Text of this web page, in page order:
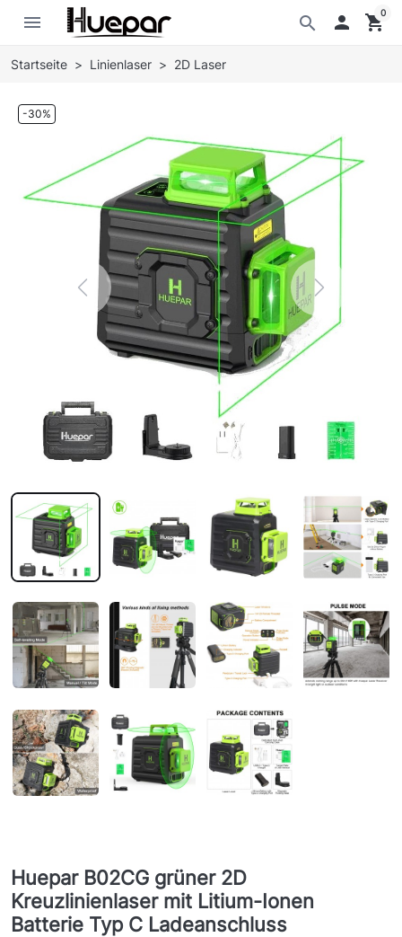
menu search  shopping_cart
0
Startseite Linienlaser 2D Laser
-30%
Previous Next
Huepar B02CG grüner 2D
Kreuzlinienlaser mit Litium-Ionen
Batterie Typ C Ladeanschluss